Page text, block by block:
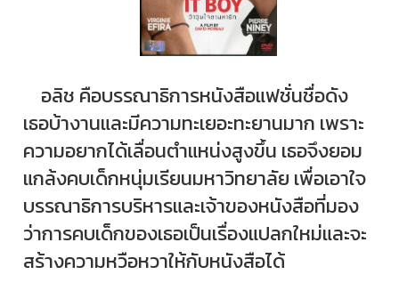
อลิช คือบรรณาธิการหนังสือแฟชั่นชื่อดัง
เธอบ้างานและมีความทะเยอะทะยานมาก เพราะ
ความอยากได้เลื่อนตำแหน่งสูงขึ้น เธอจึงยอม
แกล้งคบเด็กหนุ่มเรียนมหาวิทยาลัย เพื่อเอาใจ
บรรณาธิการบริหารและเจ้าของหนังสือที่มอง
ว่าการคบเด็กของเธอเป็นเรื่องแปลกใหม่และจะ
สร้างความหวือหวาให้กับหนังสือได้